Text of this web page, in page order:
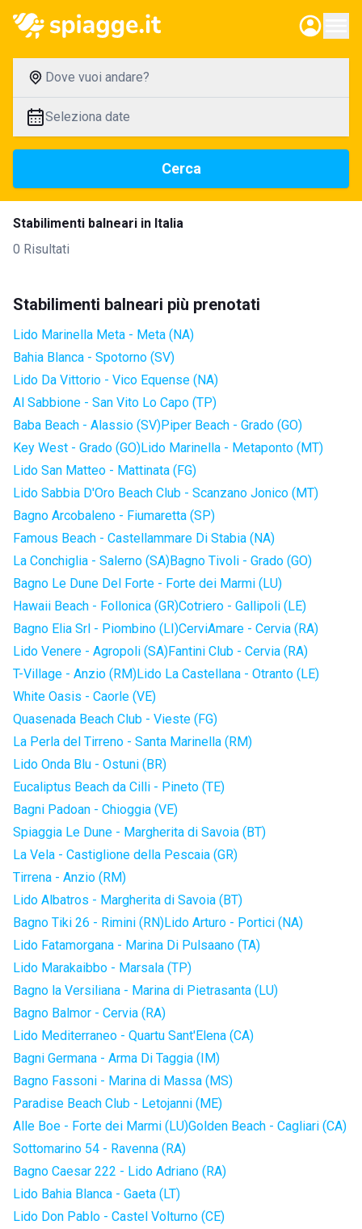
Dove vuoi andare?
Seleziona date
Cerca
Stabilimenti balneari in Italia
0 Risultati
Stabilimenti balneari più prenotati
Lido Marinella Meta - Meta (NA)
Bahia Blanca - Spotorno (SV)
Lido Da Vittorio - Vico Equense (NA)
Al Sabbione - San Vito Lo Capo (TP)
Baba Beach - Alassio (SV)Piper Beach - Grado (GO)
Key West - Grado (GO)Lido Marinella - Metaponto (MT)
Lido San Matteo - Mattinata (FG)
Lido Sabbia D'Oro Beach Club - Scanzano Jonico (MT)
Bagno Arcobaleno - Fiumaretta (SP)
Famous Beach - Castellammare Di Stabia (NA)
La Conchiglia - Salerno (SA)Bagno Tivoli - Grado (GO)
Bagno Le Dune Del Forte - Forte dei Marmi (LU)
Hawaii Beach - Follonica (GR)Cotriero - Gallipoli (LE)
Bagno Elia Srl - Piombino (LI)CerviAmare - Cervia (RA)
Lido Venere - Agropoli (SA)Fantini Club - Cervia (RA)
T-Village - Anzio (RM)Lido La Castellana - Otranto (LE)
White Oasis - Caorle (VE)
Quasenada Beach Club - Vieste (FG)
La Perla del Tirreno - Santa Marinella (RM)
Lido Onda Blu - Ostuni (BR)
Eucaliptus Beach da Cilli - Pineto (TE)
Bagni Padoan - Chioggia (VE)
Spiaggia Le Dune - Margherita di Savoia (BT)
La Vela - Castiglione della Pescaia (GR)
Tirrena - Anzio (RM)
Lido Albatros - Margherita di Savoia (BT)
Bagno Tiki 26 - Rimini (RN)Lido Arturo - Portici (NA)
Lido Fatamorgana - Marina Di Pulsaano (TA)
Lido Marakaibbo - Marsala (TP)
Bagno la Versiliana - Marina di Pietrasanta (LU)
Bagno Balmor - Cervia (RA)
Lido Mediterraneo - Quartu Sant'Elena (CA)
Bagni Germana - Arma Di Taggia (IM)
Bagno Fassoni - Marina di Massa (MS)
Paradise Beach Club - Letojanni (ME)
Alle Boe - Forte dei Marmi (LU)Golden Beach - Cagliari (CA)
Sottomarino 54 - Ravenna (RA)
Bagno Caesar 222 - Lido Adriano (RA)
Lido Bahia Blanca - Gaeta (LT)
Lido Don Pablo - Castel Volturno (CE)